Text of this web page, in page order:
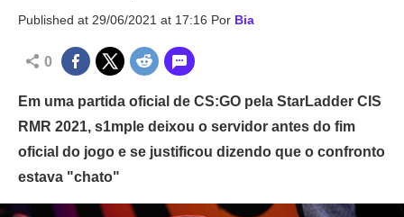
Published at 29/06/2021 at 17:16 Por Bia
0
Em uma partida oficial de CS:GO pela StarLadder CIS
RMR 2021, s1mple deixou o servidor antes do fim
oficial do jogo e se justificou dizendo que o confronto
estava "chato"